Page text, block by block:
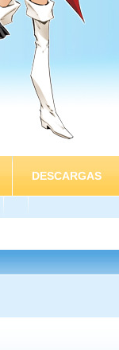
DESCARGAS